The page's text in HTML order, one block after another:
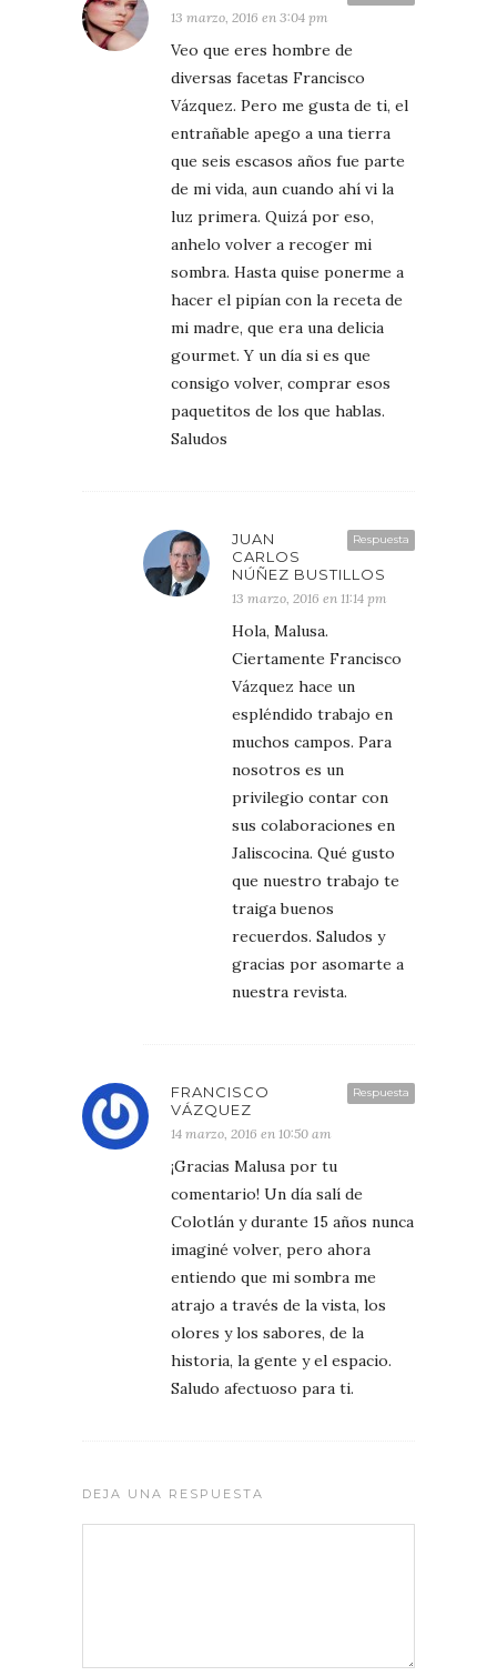
13 marzo, 2016 en 3:04 pm
Veo que eres hombre de
diversas facetas Francisco
Vázquez. Pero me gusta de ti, el
entrañable apego a una tierra
que seis escasos años fue parte
de mi vida, aun cuando ahí vi la
luz primera. Quizá por eso,
anhelo volver a recoger mi
sombra. Hasta quise ponerme a
hacer el pipían con la receta de
mi madre, que era una delicia
gourmet. Y un día si es que
consigo volver, comprar esos
paquetitos de los que hablas.
Saludos
Respuesta
JUAN
CARLOS
NÚÑEZ BUSTILLOS
13 marzo, 2016 en 11:14 pm
Hola, Malusa.
Ciertamente Francisco
Vázquez hace un
espléndido trabajo en
muchos campos. Para
nosotros es un
privilegio contar con
sus colaboraciones en
Jaliscocina. Qué gusto
que nuestro trabajo te
traiga buenos
recuerdos. Saludos y
gracias por asomarte a
nuestra revista.
Respuesta
FRANCISCO
VÁZQUEZ
14 marzo, 2016 en 10:50 am
¡Gracias Malusa por tu
comentario! Un día salí de
Colotlán y durante 15 años nunca
imaginé volver, pero ahora
entiendo que mi sombra me
atrajo a través de la vista, los
olores y los sabores, de la
historia, la gente y el espacio.
Saludo afectuoso para ti.
DEJA UNA RESPUESTA